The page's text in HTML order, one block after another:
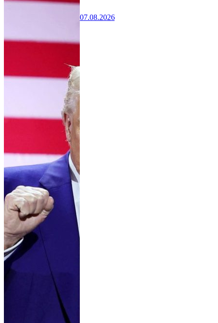
07.08.2026